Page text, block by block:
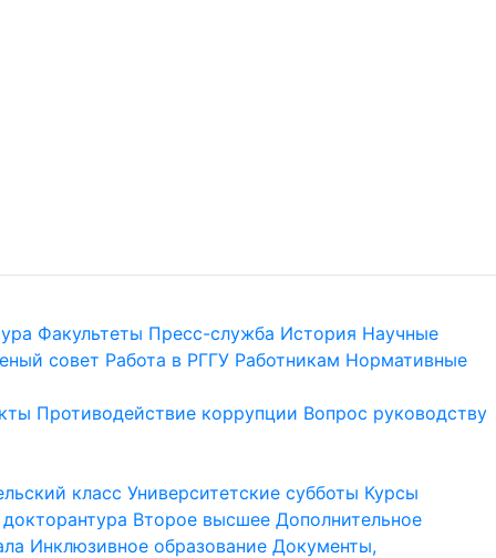
Факультеты Пресс-служба История Научные
совет Работа в РГГУ Работникам Нормативные
Противодействие коррупции Вопрос руководству
класс Университетские субботы Курсы
Второе высшее Дополнительное
Инклюзивное образование Документы,